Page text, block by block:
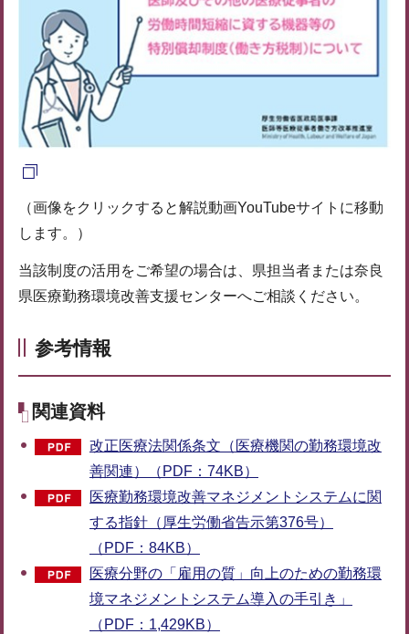
（画像をクリックすると解説動画YouTubeサイトに移動
します。）
当該制度の活用をご希望の場合は、県担当者または奈良
県医療勤務環境改善支援センターへご相談ください。
参考情報
関連資料
改正医療法関係条文（医療機関の勤務環境改
善関連）（PDF：74KB）
医療勤務環境改善マネジメントシステムに関
する指針（厚生労働省告示第376号）
（PDF：84KB）
医療分野の「雇用の質」向上のための勤務環
境マネジメントシステム導入の手引き」
（PDF：1,429KB）